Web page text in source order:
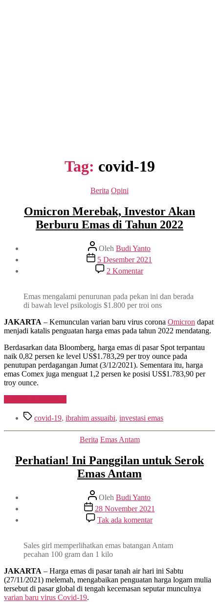
Tag: covid-19
Kategori
Berita Opini
Omicron Merebak, Investor Akan
Berburu Emas di Tahun 2022
Penulis
artikel
Oleh Budi Yanto
Tanggal
artikel
5 Desember 2021
2 Komentarpada
Omicron
Investor
Akan
Emas
di
2022
Emas mengalami penurunan pada pekan ini dan berada
di bawah level psikologis $1.800 per troi ons
JAKARTA – Kemunculan varian baru virus corona Omicron dapat
menjadi katalis penguatan harga emas pada tahun 2022 mendatang.
Berdasarkan data Bloomberg, harga emas di pasar Spot terpantau
naik 0,82 persen ke level US$1.783,29 per troy ounce pada
penutupan perdagangan Jumat (3/12/2021). Sementara itu, harga
emas Comex juga menguat 1,2 persen ke posisi US$1.783,90 per
troy ounce.
Investor
Berburu
Emas
Tahun
2022”
Tag covid-19, ibrahim assuaibi, investasi emas
Kategori
Berita Emas Antam
Perhatian! Ini Panggilan untuk Serok
Emas Antam
Penulis
artikel
Oleh Budi Yanto
Tanggal
artikel
28 November 2021
Tak ada komentarpada
Perhatian!
Panggilan
Emas
Antam
Sales girl memperlihatkan emas batangan Antam
pecahan 100 gram dan 1 kilo
JAKARTA – Harga emas di pasar tanah air hari ini Sabtu
(27/11/2021) melemah, mengabaikan penguatan harga logam mulia
tersebut di pasar global di tengah kecemasan seputar munculnya
varian baru virus Covid-19.